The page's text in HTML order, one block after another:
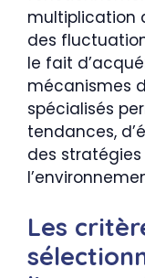
multiplication
des
le fait
mécanismes
spécialisés
tendances,
des
Les